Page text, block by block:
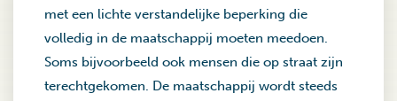
met een lichte verstandelijke beperking die
volledig in de maatschappij moeten meedoen.
Soms bijvoorbeeld ook mensen die op straat zijn
terechtgekomen. De maatschappij wordt steeds